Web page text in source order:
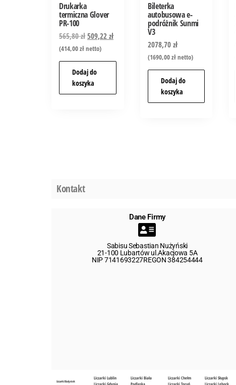
Drukarka
termiczna Glover
PR-100
565,80zł509,22zł
(414,00złnetto)
Dodaj do
koszyka
Bileterka
autobusowa e-
podróżnik Sunmi
V3
2078,70zł
(1690,00złnetto)
Dodaj do
koszyka
Kontakt
Dane Firmy
Sabisu Sebastian Nużyński
21-100 Lubartów ul.Akacjowa 5A
NIP 7141693227REGON 384254444
Liczarki Białystok
Liczarki Lublin
Liczarki Gdynia
Liczarki Biała
Podlaska
Liczarki Chełm
Liczarki Toruń
Liczarki Słupsk
Liczarki Lębork